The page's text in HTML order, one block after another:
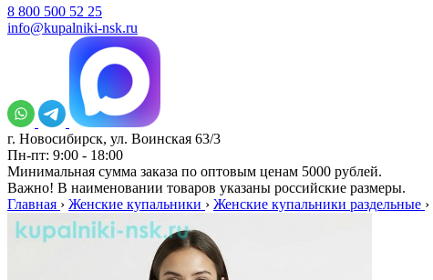
8 800 500 52 25
info@kupalniki-nsk.ru
г. Новосибирск, ул. Воинская 63/3
Пн-пт: 9:00 - 18:00
Минимальная сумма заказа по оптовым ценам 5000 рублей.
Важно! В наименовании товаров указаны российские размеры.
Главная › Женские купальники › Женские купальники раздельные ›